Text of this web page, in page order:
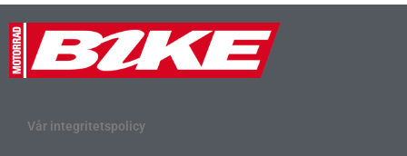
Vår integritetspolicy